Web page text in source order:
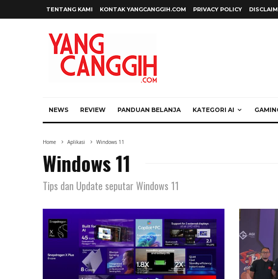
TENTANG KAMI KONTAK YANGCANGGIH.COM PRIVACY POLICY
NEWS REVIEW PANDUAN BELANJA KATEGORI AI
Home Aplikasi Windows 11
Windows 11
Tips dan Update seputar Windows 11